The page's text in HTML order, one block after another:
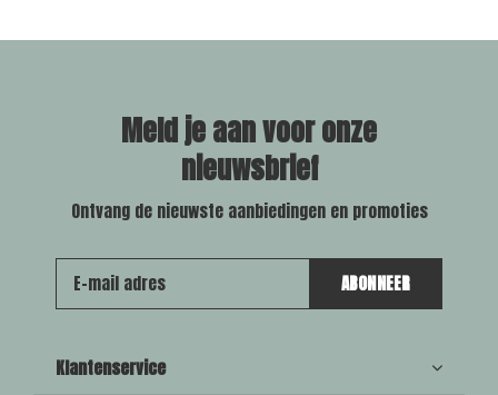
Meld je aan voor onze
nieuwsbrief
Ontvang de nieuwste aanbiedingen en promoties
ABONNEER
Klantenservice